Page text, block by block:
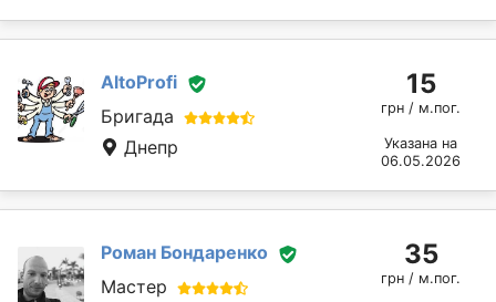
AltoProfi
Бригада
Днепр
15
грн / м.пог.
Указана на
06.05.2026
Роман Бондаренко
Мастер
35
грн / м.пог.